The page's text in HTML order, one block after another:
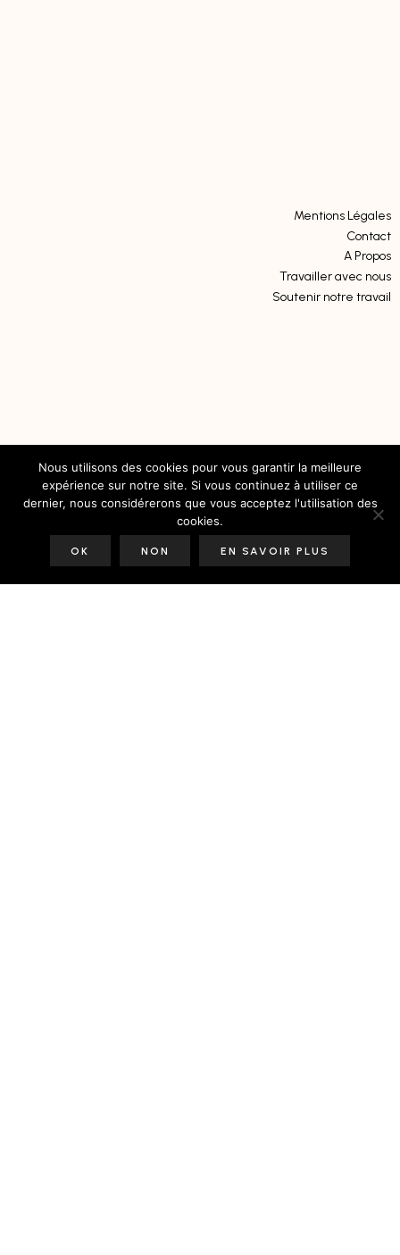
Mentions Légales
Contact
A Propos
Travailler avec nous
Soutenir notre travail
Nous utilisons des cookies pour vous garantir la meilleure
expérience sur notre site. Si vous continuez à utiliser ce
dernier, nous considérerons que vous acceptez l'utilisation des
cookies.
OK NON EN SAVOIR PLUS